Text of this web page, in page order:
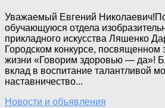
Уважаемый Евгений
обучающуюся отдела
прикладного искусства Ляшенко
Городском конкурсе, посвященном
жизни «Говорим здоровью — да»!
вклад в воспитание талантливой
наставничество...
Новости и объявления